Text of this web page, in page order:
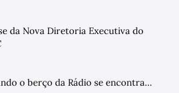
da Nova Diretoria Executiva do
o berço da Rádio se encontra...